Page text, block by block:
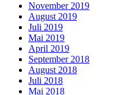
November 2019
August 2019
Juli 2019
Mai 2019
April 2019
September 2018
August 2018
Juli 2018
Mai 2018